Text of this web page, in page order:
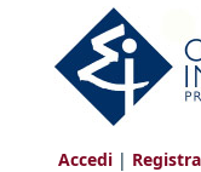
Salta al contenuto
Accedi